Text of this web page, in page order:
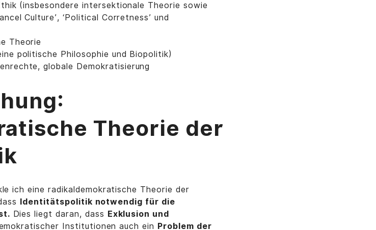
(insbesondere intersektionale Theorie sowie
Culture’, ‘Political Corretness’ und
Theorie
politische Philosophie und Biopolitik)
globale Demokratisierung
Theorie der
ich eine radikaldemokratische Theorie der
Identitätspolitik notwendig für die
Dies liegt daran, dass Exklusion und
Institutionen auch ein Problem der